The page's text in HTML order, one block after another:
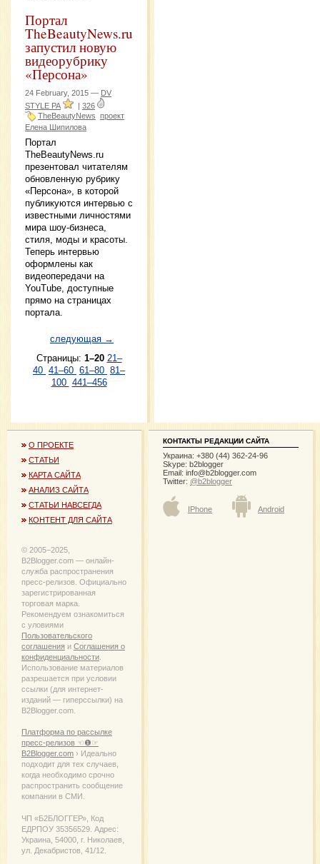
Портал
TheBeautyNews.ru
запустил новую
видеорубрику
«Персона»
24 February, 2015 — DV
STYLE РА
| 326
TheBeautyNews проект
Елена Шипилова
Портал
TheBeautyNews.ru
презентовал читателям
обновленную рубрику
«Персона», в которой
публикуются интервью с
известными личностями
мира шоу-бизнеса,
стиля, моды и красоты.
Теперь интервью
оформлены как
видеопередачи на
YouTube, доступные
прямо на страницах
портала.
следующая →
Страницы: 1–20 21–
40 41–60 61–80 81–
100 441–456
О ПРОЕКТЕ
СТАТЬИ
КАРТА САЙТА
АНАЛИЗ САЙТА
СТАТЬИ НАВСЕГДА
КОНТЕНТ ДЛЯ САЙТА
© 2005−2025,
B2Blogger.com — онлайн-
служба распространения
пресс-релизов. Официально
зарегистрированная
торговая марка.
Рекомендуем ознакомиться
с уловиями
Пользовательского
соглашения и Соглашения о
конфиденциальности
Использование материалов
разрешается при условии
ссылки (для интернет-
изданий — гиперссылки) на
B2Blogger.com.
Платформа по рассылке
пресс-релизов ☜❶☞
B2Blogger.com › Идеально
подходит для тех случаев,
когда необходимо срочно
распространить сообщение
компании в СМИ.
ЧП «Б2БЛОГГЕР», Код
ЕДРПОУ 35356529. Адрес:
Украина, 54000, г. Николаев,
ул. Декабристов, 41/12.
КОНТАКТЫ РЕДАКЦИИ САЙТА
Украина: +380 (44) 362-24-96
Skype: b2blogger
Email: info@b2blogger.com
Twitter: @b2blogger
IPhone Android